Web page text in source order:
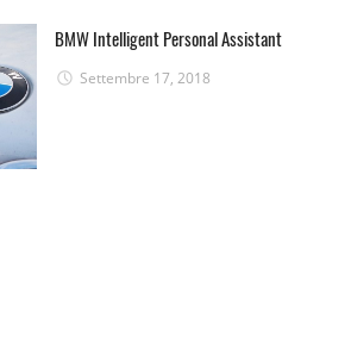
BMW Intelligent Personal Assistant
Settembre 17, 2018